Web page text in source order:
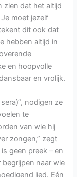
zien dat het altijd
moet jezelf
dit ook dat
hebben altijd in
en hoopvolle
en vrolijk.
nodigen ze
te
van wie hij
zongen,” zegt
geen preek – en
naar wie
lied. Eén